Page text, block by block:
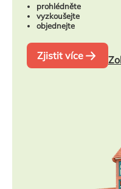
prohlédněte
vyzkoušejte
objednejte
Zjistit více